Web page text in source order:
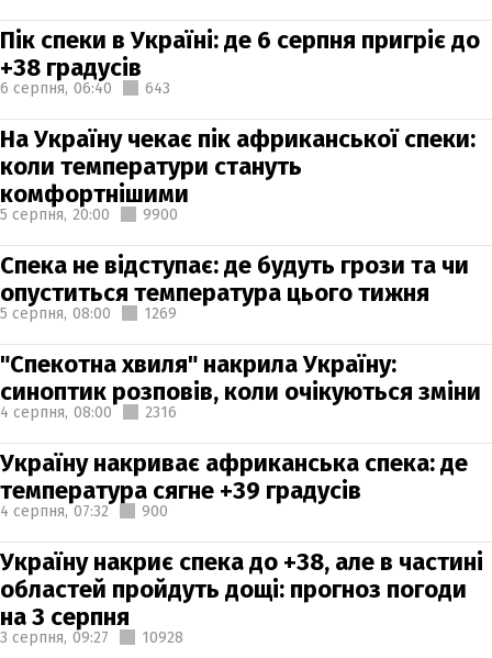
Пік спеки в Україні: де 6 серпня пригріє до
+38 градусів
6 серпня, 06:40 643
На Україну чекає пік африканської спеки:
коли температури стануть
комфортнішими
5 серпня, 20:00 9900
Спека не відступає: де будуть грози та чи
опуститься температура цього тижня
5 серпня, 08:00 1269
"Спекотна хвиля" накрила Україну:
синоптик розповів, коли очікуються зміни
4 серпня, 08:00 2316
Україну накриває африканська спека: де
температура сягне +39 градусів
4 серпня, 07:32 900
Україну накриє спека до +38, але в частині
областей пройдуть дощі: прогноз погоди
на 3 серпня
3 серпня, 09:27 10928